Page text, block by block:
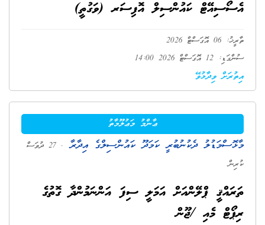
އެސޯސިއޭޓް ކައުންސިލް އޮފިސަރ (ވަގުތީ)
ތާރީޚު: 06 އޮގަސްޓް 2026
ސުންގަޑި: 12 އޮގަސްޓް 2026 14:00
އިތުރަށް ވިދާޅުވޭ
ޢާންމު މަޢުލޫމާތު
މާޅޮސްމަޑުލު ދެކުނުބުރީ ކަމަދޫ ކައުންސިލްގެ އިދާރާ
. 27 ދުވަސް
ކުރިން
ތަރައްޤީ ޕްލޭންއަށް އަމަލީ ސިފަ އަންނަމުންދާ ގޮތުގެ
ރިޕޯޓް މެއި /ޖޫން